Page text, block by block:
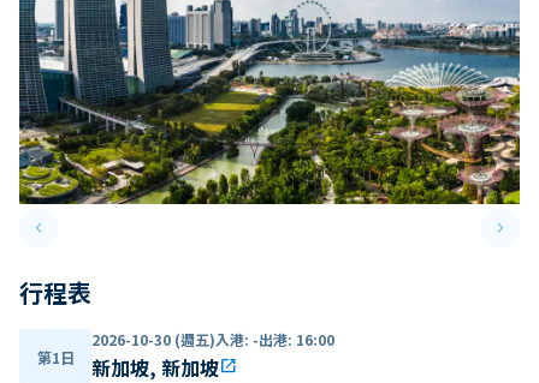
keyboard_arrow_leftPrevious slide keyboard_arrow_right
行程表
第1日
2026-10-30 (週五)入港: -出港: 16:00
新加坡, 新加坡open_in_new